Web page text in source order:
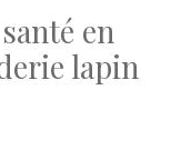
en
lapin